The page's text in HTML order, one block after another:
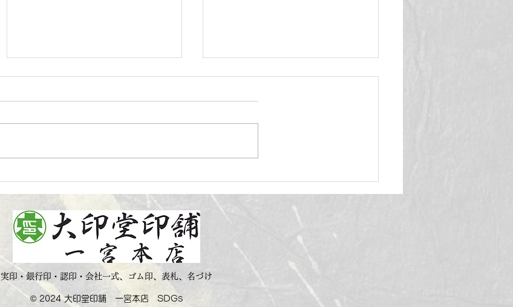
贈る言葉
実印・銀行印・認印・会社一式、ゴム印、表札、名づけ
​© 2024 大印堂印舗 一宮本店 SDGs